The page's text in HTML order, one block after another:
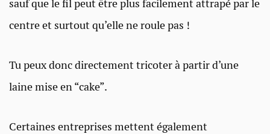
sauf que le fil peut être plus facilement attrapé par le
centre et surtout qu’elle ne roule pas !
Tu peux donc directement tricoter à partir d’une
laine mise en “cake”.
Certaines entreprises mettent également